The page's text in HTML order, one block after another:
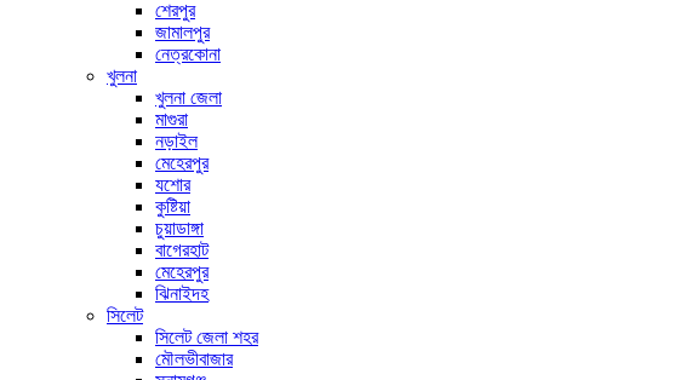
শেরপুর
জামালপুর
নেত্রকোনা
খুলনা
খুলনা জেলা
মাগুরা
নড়াইল
মেহেরপুর
যশোর
কুষ্টিয়া
চুয়াডাঙ্গা
বাগেরহাট
মেহেরপুর
ঝিনাইদহ
সিলেট
সিলেট জেলা শহর
মৌলভীবাজার